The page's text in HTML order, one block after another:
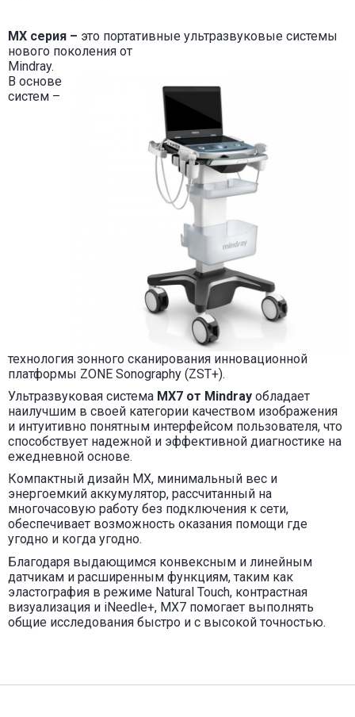
MX серия – это портативные ультразвуковые системы
нового поколения от
Mindray.
В основе
систем –
технология зонного сканирования инновационной
платформы ZONE Sonography (ZST+).
Ультразвуковая система MX7 от Mindray обладает
наилучшим в своей категории качеством изображения
и интуитивно понятным интерфейсом пользователя, что
способствует надежной и эффективной диагностике на
ежедневной основе.
Компактный дизайн MX, минимальный вес и
энергоемкий аккумулятор, рассчитанный на
многочасовую работу без подключения к сети,
обеспечивает возможность оказания помощи где
угодно и когда угодно.
Благодаря выдающимся конвексным и линейным
датчикам и расширенным функциям, таким как
эластография в режиме Natural Touch, контрастная
визуализация и iNeedle+, MX7 помогает выполнять
общие исследования быстро и с высокой точностью.